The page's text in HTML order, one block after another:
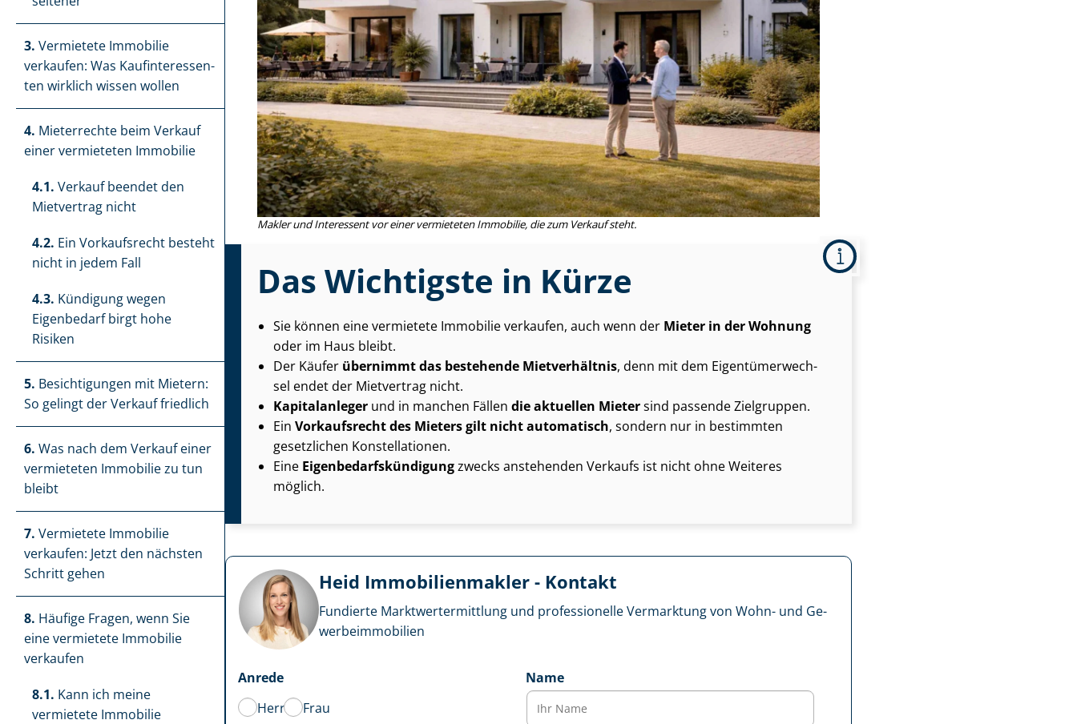
3. Vermietete Immobilie
verkaufen: Was Kauf­in­ter­es­sen­
ten wirklich wissen wollen
4. Mieterrechte beim Verkauf
einer vermieteten Immobilie
4.1. Verkauf beendet den
Mietvertrag nicht
4.2. Ein Vorkaufsrecht besteht
nicht in jedem Fall
4.3. Kündigung wegen
Eigenbedarf birgt hohe
Risiken
5. Besichtigungen mit Mietern:
So gelingt der Verkauf friedlich
6. Was nach dem Verkauf einer
vermieteten Immobilie zu tun
bleibt
7. Vermietete Immobilie
verkaufen: Jetzt den nächsten
Schritt gehen
8. Häufige Fragen, wenn Sie
eine vermietete Immobilie
verkaufen
8.1. Kann ich meine
vermietete Immobilie
Makler und Interessent vor einer vermieteten Immobilie, die zum Verkauf steht.
Das Wichtigste in Kürze
Sie können eine vermietete Immobilie verkaufen, auch wenn der Mieter in der Wohnung
oder im Haus bleibt.
Der Käuferübernimmt das bestehende Mietverhältnis, denn mit dem Ei­gen­tü­mer­wech­
sel endet der Mietvertrag nicht.
Kapitalanleger und in manchen Fällen die aktuellen Mietersind passende Zielgruppen.
Ein Vorkaufsrecht des Mieters gilt nicht automatisch, sondern nur in bestimmten
gesetzlichen Konstellationen.
Eine Ei­gen­be­darfs­kün­di­gungzwecks anstehenden Verkaufs ist nicht ohne Weiteres
möglich.
Heid Im­mo­bi­li­en­mak­ler - Kontakt
Fundierte Markt­wert­ermitt­lung und professionelle Vermarktung von Wohn- und Ge­
wer­be­im­mo­bi­li­en
Anrede
Herr
Frau
Name